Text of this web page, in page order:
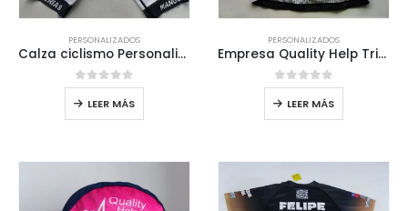
PERSONALIZADOS
Calza ciclismo Personalizada EMPRESA IMASER 85
0out of 5
LEER MÁS
PERSONALIZADOS
Empresa Quality Help Tricota Personalizada
0out of 5
LEER MÁS